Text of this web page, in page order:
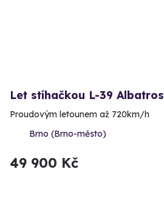
Let stíhačkou L-39 Albatros
Proudovým letounem až 720km/h
Brno (Brno-město)
49 900 Kč